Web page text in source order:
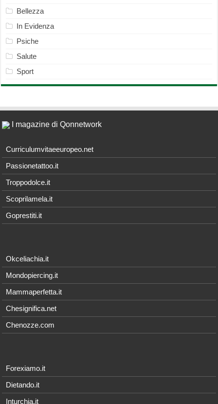
Bellezza
In Evidenza
Psiche
Salute
Sport
I magazine di Qonnetwork
Curriculumvitaeeuropeo.net
Passionetattoo.it
Troppodolce.it
Scoprilamela.it
Goprestiti.it
Okceliachia.it
Mondopiercing.it
Mammaperfetta.it
Chesignifica.net
Chenozze.com
Forexiamo.it
Dietando.it
Inturchia.it